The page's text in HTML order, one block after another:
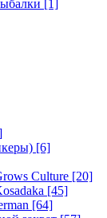
[1]
[6]
Culture [20]
[45]
[64]